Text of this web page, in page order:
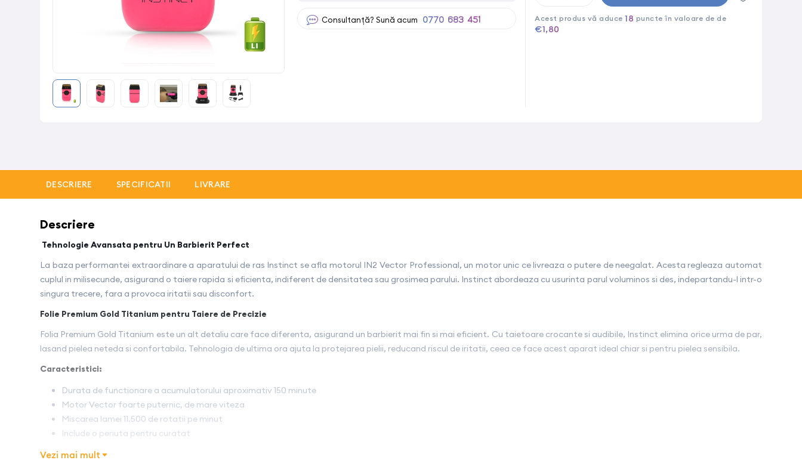
Consultanță? Sună acum 0770 683 451 Acest produs vă aduce18 puncte în valoare de de
€1,80
DESCRIERE SPECIFICATII LIVRARE
Descriere
Tehnologie Avansata pentru Un Barbierit Perfect
La baza performantei extraordinare a aparatului de ras Instinct se afla motorul IN2 Vector Professional, un motor unic ce livreaza o putere de neegalat. Acesta regleaza automat
cuplul in milisecunde, asigurand o taiere rapida si eficienta, indiferent de densitatea sau grosimea parului. Instinct abordeaza cu usurinta parul voluminos si des, indepartandu-l intr-o
singura trecere, fara a provoca iritatii sau disconfort.
Folie Premium Gold Titanium pentru Taiere de Precizie
Folia Premium Gold Titanium este un alt detaliu care face diferenta, asigurand un barbierit mai fin si mai eficient. Cu taietoare crocante si audibile, Instinct elimina orice urma de par,
lasand pielea neteda si confortabila. Tehnologia de ultima ora ajuta la protejarea pielii, reducand riscul de iritatii, ceea ce face acest aparat ideal chiar si pentru pielea sensibila.
Caracteristici:
Durata de functionare a acumulatorului aproximativ 150 minute
Motor Vector foarte puternic, de mare viteza
Miscarea lamei 11.500 de rotatii pe minut
Include o periuta pentru curatat
Vezi mai mult